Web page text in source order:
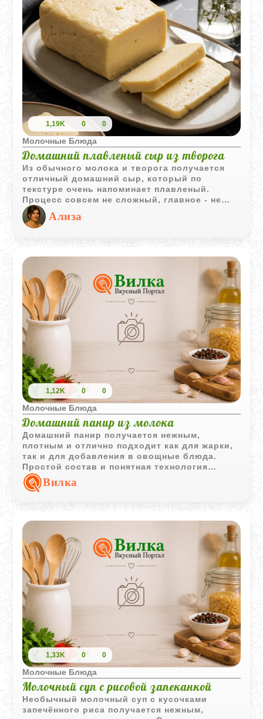
1,19K 0 0
Молочные Блюда
Домашний плавленый сыр из творога
Из обычного молока и творога получается
отличный домашний сыр, который по
текстуре очень напоминает плавленый.
Процесс совсем не сложный, главное - не
отходить от плиты, когда масса начнет
плавиться. Сыр получается нежным,
сливочным и отлично подходит для утренних
бутербродов или быстрых перекусов.
Ализа
1,12K 0 0
Молочные Блюда
Домашний панир из молока
Домашний панир получается нежным,
плотным и отлично подходит как для жарки,
так и для добавления в овощные блюда.
Простой состав и понятная технология
делают этот сыр удачным вариантом для
домашнего приготовления.
Вилка
1,33K 0 0
Молочные Блюда
Молочный суп с рисовой запеканкой
Необычный молочный суп с кусочками
запечённого риса получается нежным,